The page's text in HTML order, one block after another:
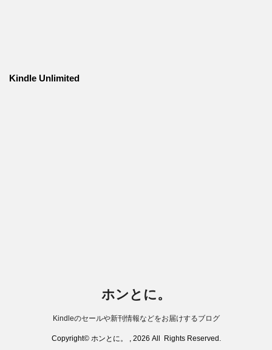
Kindle Unlimited
ホンとに。
Kindleのセールや新刊情報などをお届けするブログ
Copyright© ホンとに。 , 2026 All Rights Reserved.